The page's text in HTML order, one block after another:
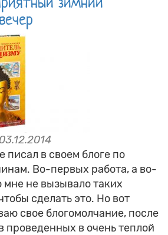
03.12.2014
писал в своем блоге по
Во-первых работа, а во-
мне не вызывало таких
сделать это. Но вот
свое блогомолчание, после
проведенных в очень теплой